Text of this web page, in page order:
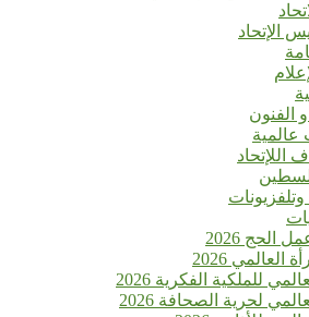
الإتحاد
و الفنون
عالمية
اللإتحاد
الحج 2026
العالمي 2026
للملكية الفكرية 2026
لحرية الصحافة 2026